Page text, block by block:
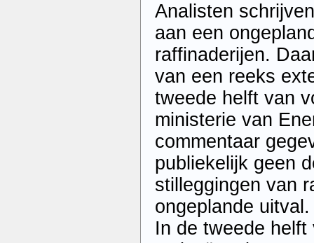
Analisten
aan een
raffinaderijen.
van een reeks
tweede helft van
ministerie van
commentaar
publiekelijk geen
stilleggingen van
ongeplande uitval.
In de tweede